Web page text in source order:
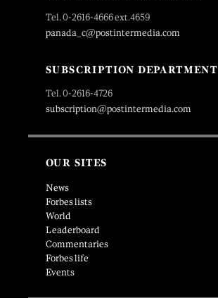
Tel. 0-2616-4666 ext.4659
panada_c@postintermedia.com
SUBSCRIPTION DEPARTMENT
Tel. 0-2616-4726
subscription@postintermedia.com
OUR SITES
News
Forbes lists
World
Leaderboard
Commentaries
Forbes life
Events